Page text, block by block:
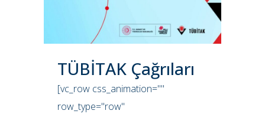
TÜBİTAK Çağrıları
[vc_row css_animation=""
row_type="row"